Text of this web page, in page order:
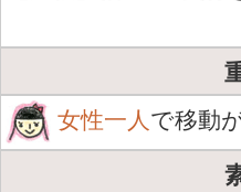
女性一人で移動